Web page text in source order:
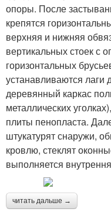
опоры. После
крепятся
верхняя и нижняя
вертикальных стоек с
горизонтальных
устанавливаются лаги
деревянный каркас
металлических
плиты пенопласта.
штукатурят снаружи,
кровлю, стеклят
выполняется
читать дальше →